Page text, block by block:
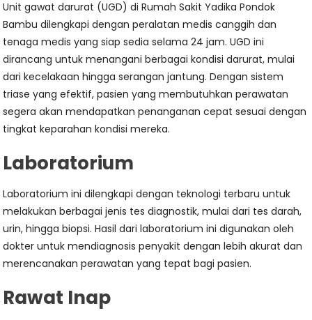
Unit gawat darurat (UGD) di Rumah Sakit Yadika Pondok
Bambu dilengkapi dengan peralatan medis canggih dan
tenaga medis yang siap sedia selama 24 jam. UGD ini
dirancang untuk menangani berbagai kondisi darurat, mulai
dari kecelakaan hingga serangan jantung. Dengan sistem
triase yang efektif, pasien yang membutuhkan perawatan
segera akan mendapatkan penanganan cepat sesuai dengan
tingkat keparahan kondisi mereka.
Laboratorium
Laboratorium ini dilengkapi dengan teknologi terbaru untuk
melakukan berbagai jenis tes diagnostik, mulai dari tes darah,
urin, hingga biopsi. Hasil dari laboratorium ini digunakan oleh
dokter untuk mendiagnosis penyakit dengan lebih akurat dan
merencanakan perawatan yang tepat bagi pasien.
Rawat Inap